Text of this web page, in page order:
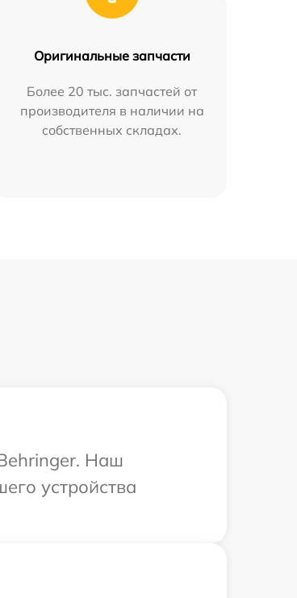
Оригинальные запчасти
Более 20 тыс. запчастей от
производителя в наличии на
собственных складах.
Наш
устройства